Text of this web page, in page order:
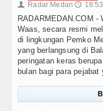
👤 Radar Medan 🕔
RADARMEDAN.COM
Waas, secara resmi
di lingkungan Pemko
yang berlangsung di
peringatan keras
bulan bagi para